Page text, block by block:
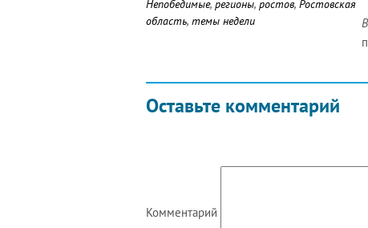
Непобедимые, регионы, ростов, Ростовская
область, темы недели
Оставьте комментарий
Комментарий